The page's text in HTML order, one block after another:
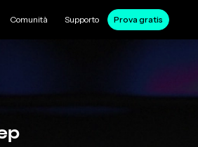
Comunità Supporto Prova gratis